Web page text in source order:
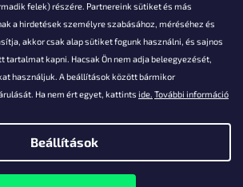
felek) részére. Partnereink sütiket és más
a hirdetések személyre szabásához, méréséhez és
akkor csak alap sütiket fogunk használni, és sajnos
tartalmat kapni. Hacsak Ön nem adja beleegyezését,
használjuk. A beállítások között bármikor
Ha nem ért egyet, kattints ide. További információ
Beállítások